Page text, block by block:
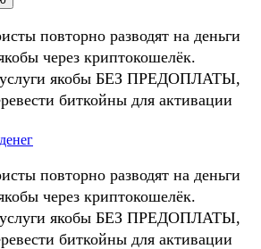
повторно разводят на деньги
через криптокошелёк.
якобы БЕЗ ПРЕДОПЛАТЫ,
биткойны для активации
повторно разводят на деньги
через криптокошелёк.
якобы БЕЗ ПРЕДОПЛАТЫ,
биткойны для активации